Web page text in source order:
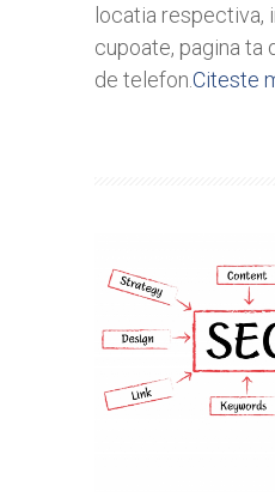
locatia respectiva,
cupoate, pagina ta
de telefon.Citeste